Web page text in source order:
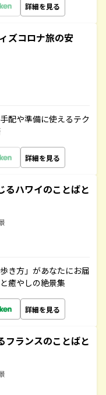
詳細を見る
ズコロナ旅の安
配や準備に使えるテク
詳細を見る
るハワイのことばと
き方」があなたにお届
癒やしの絶景集
詳細を見る
フランスのことばと